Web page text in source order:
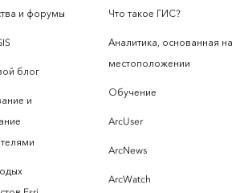
и форумы
блог
и
Что такое ГИС?
Аналитика, основанная на
местоположении
Обучение
ArcUser
ArcNews
ArcWatch